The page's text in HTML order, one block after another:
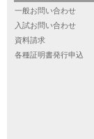
一般お問い合わせ
入試お問い合わせ
資料請求
各種証明書発行申込